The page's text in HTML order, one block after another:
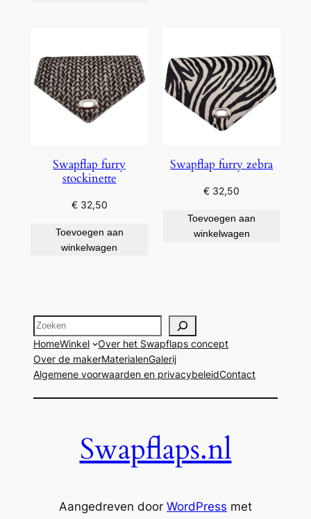
Swapflap furry
stockinette
€32,50
Toevoegen aan
winkelwagen
Swapflap furry zebra
€ 32,50
Toevoegen aan
winkelwagen
Zoeken
HomeWinkel
Over het Swapflaps concept
Over de makerMaterialenGalerij
Algemene voorwaarden en privacybeleidContact
Swapflaps.nl
Aangedreven door WordPress met